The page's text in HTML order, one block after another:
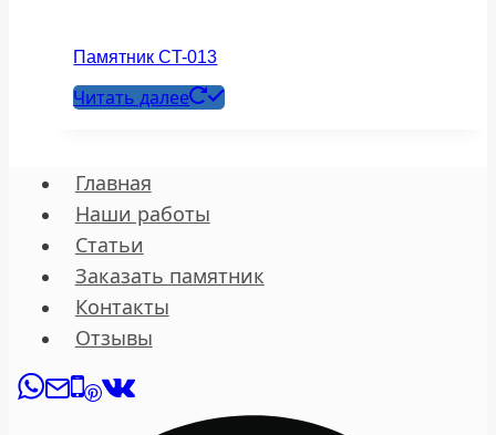
Памятник СT-013
Читать далее
Главная
Наши работы
Статьи
Заказать памятник
Контакты
Отзывы